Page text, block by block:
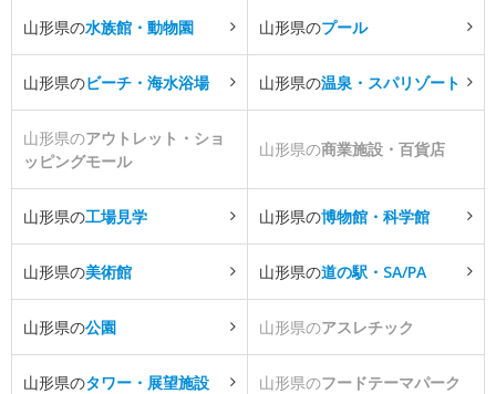
山形県の水族館・動物園 山形県のプール
山形県のビーチ・海水浴場 山形県の温泉・スパリゾート
山形県のアウトレット・ショ
ッピングモール
山形県の商業施設・百貨店
山形県の工場見学 山形県の博物館・科学館
山形県の美術館 山形県の道の駅・SA/PA
山形県の公園 山形県のアスレチック
山形県のタワー・展望施設 山形県のフードテーマパーク